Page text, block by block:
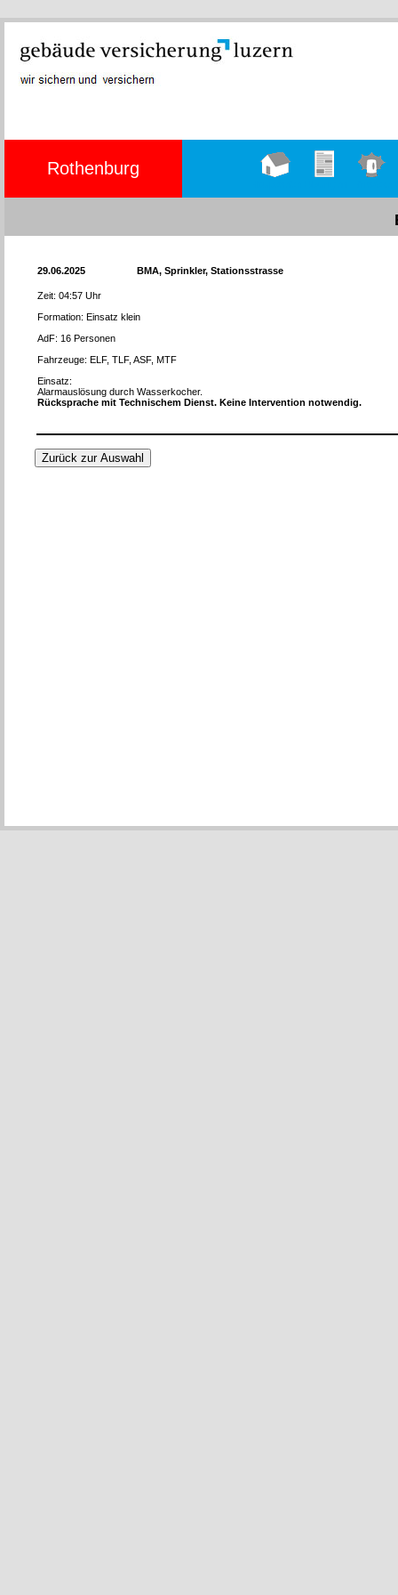
Rothenburg
29.06.2025 BMA, Sprinkler, Stationsstrasse
Zeit: 04:57 Uhr
Formation: Einsatz klein
AdF: 16 Personen
Fahrzeuge: ELF, TLF, ASF, MTF
Einsatz:
Alarmauslösung durch Wasserkocher.
Rücksprache mit Technischem Dienst. Keine Intervention notwendig.
Zurück zur Auswahl